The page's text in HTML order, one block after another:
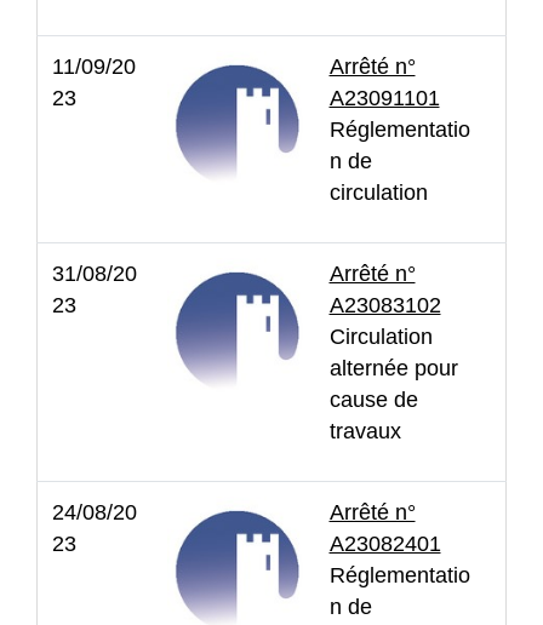
11/09/20
23
Arrêté n°
A23091101
Réglementatio
n de
circulation
31/08/20
23
Arrêté n°
A23083102
Circulation
alternée pour
cause de
travaux
24/08/20
23
Arrêté n°
A23082401
Réglementatio
n de